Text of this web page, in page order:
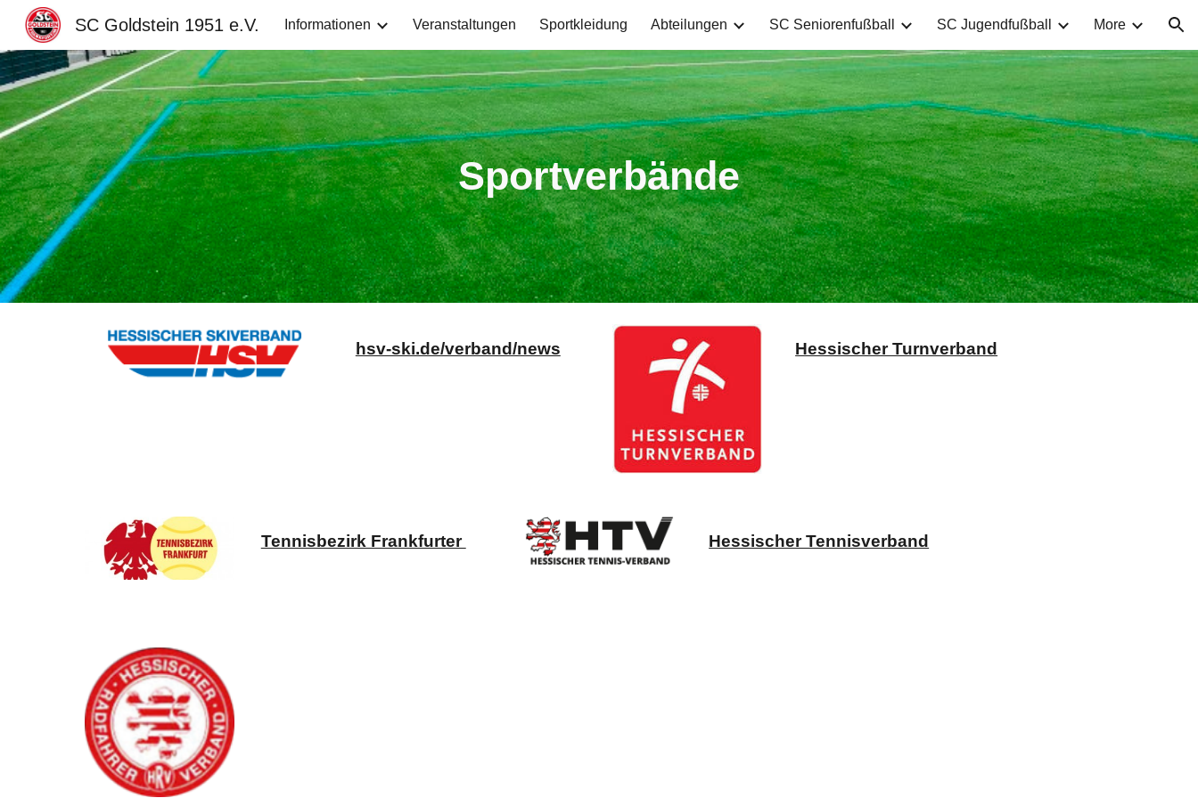
Skip to main content Skip to navigation
SC Goldstein 1951 e.V. Informationen Veranstaltungen Sportkleidung Abteilungen SC Seniorenfußball SC Jugendfußball More
Sportverbände
hsv-ski.de/verband/news Hessischer Turnverband
Tennisbezirk Frankfurter Hessischer Tennisverband